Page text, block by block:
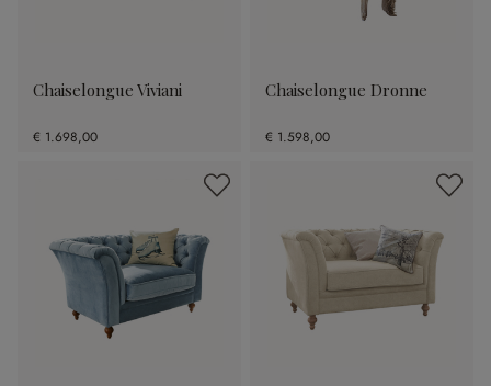
Chaiselongue Viviani
€ 1.698,00
Chaiselongue Dronne
€ 1.598,00